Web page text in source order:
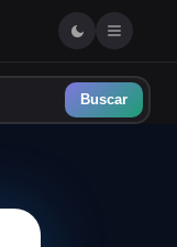
Buscar